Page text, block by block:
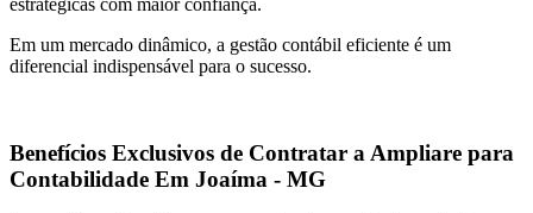
estratégicas com maior confiança.
Em um mercado dinâmico, a gestão contábil eficiente é um
diferencial indispensável para o sucesso.
Benefícios Exclusivos de Contratar a Ampliare para
Contabilidade Em Joaíma - MG